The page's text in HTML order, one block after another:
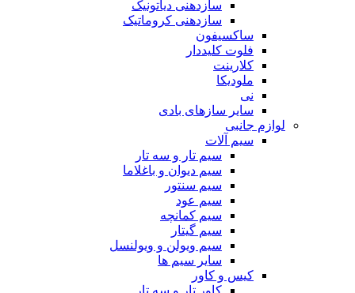
سازدهنی دیاتونیک
سازدهنی کروماتیک
ساکسیفون
فلوت کلیددار
کلارینت
ملودیکا
نی
سایر سازهای بادی
لوازم جانبی
سیم آلات
سیم تار و سه تار
سیم دیوان و باغلاما
سیم سنتور
سیم عود
سیم کمانچه
سیم گیتار
سیم ویولن و ویولنسل
سایر سیم ها
کیس و کاور
کاور تار و سه تار